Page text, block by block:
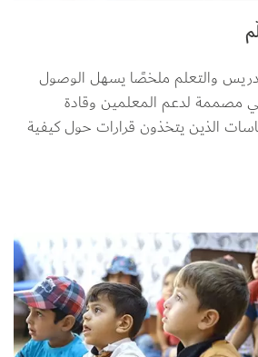
والتعلم ملخصًا يسهل الوصول
مصممة لدعم المعلمين وقادة
الذين يتخذون قرارات حول كيفية